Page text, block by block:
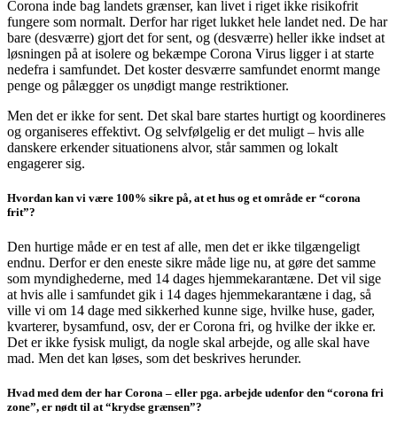
Corona inde bag landets grænser, kan livet i riget ikke risikofrit
fungere som normalt. Derfor har riget lukket hele landet ned. De har
bare (desværre) gjort det for sent, og (desværre) heller ikke indset at
løsningen på at isolere og bekæmpe Corona Virus ligger i at starte
nedefra i samfundet. Det koster desværre samfundet enormt mange
penge og pålægger os unødigt mange restriktioner.
Men det er ikke for sent. Det skal bare startes hurtigt og koordineres
og organiseres effektivt. Og selvfølgelig er det muligt – hvis alle
danskere erkender situationens alvor, står sammen og lokalt
engagerer sig.
Hvordan kan vi være 100% sikre på, at et hus og et område er “corona
frit”?
Den hurtige måde er en test af alle, men det er ikke tilgængeligt
endnu. Derfor er den eneste sikre måde lige nu, at gøre det samme
som myndighederne, med 14 dages hjemmekarantæne. Det vil sige
at hvis alle i samfundet gik i 14 dages hjemmekarantæne i dag, så
ville vi om 14 dage med sikkerhed kunne sige, hvilke huse, gader,
kvarterer, bysamfund, osv, der er Corona fri, og hvilke der ikke er.
Det er ikke fysisk muligt, da nogle skal arbejde, og alle skal have
mad. Men det kan løses, som det beskrives herunder.
Hvad med dem der har Corona – eller pga. arbejde udenfor den “corona fri
zone”, er nødt til at “krydse grænsen”?